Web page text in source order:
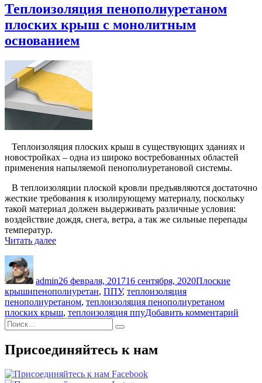
пенополиуретаном
(ППУ)
Теплоизоляция пенополиуретаном
плоских крыш с монолитным
основанием
Теплоизоляция плоских крыш в существующих зданиях и
новостройках – одна из широко востребованных областей
применения напыляемой пенополиуретановой системы.
В теплоизоляции плоской кровли предъявляются достаточно
жесткие требования к изолирующему материалу, поскольку
такой материал должен выдерживать различные условия:
воздействие дождя, снега, ветра, а так же сильные перепады
температур.
Читать далее«Теплоизоляция
с
монолитным
основанием»
admin26 февраля, 201716 сентября, 2020Плоские
крышиМетки
пенополиуретан, ППУ, теплоизоляция
пенополиуретаном, теплоизоляция пенополиуретаном
плоских крыш, теплоизоляция ппуДобавить комментарий
Искать:
Поиск
Присоединяйтесь к нам